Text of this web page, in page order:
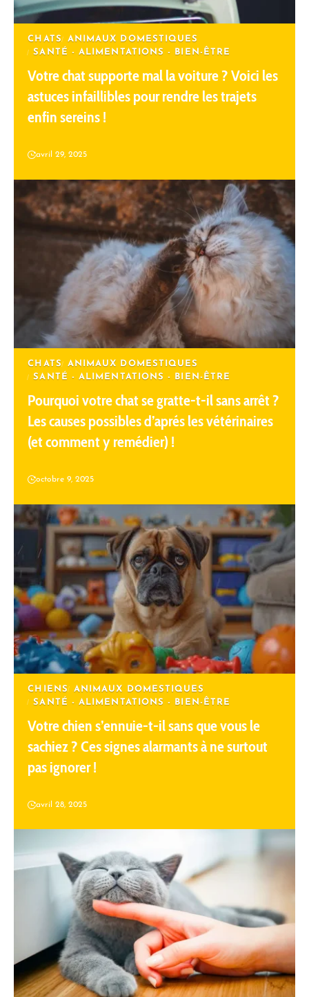
CHATS
ANIMAUX DOMESTIQUES
SANTÉ - ALIMENTATIONS - BIEN-ÊTRE
Votre chat supporte mal la voiture ? Voici les
astuces infaillibles pour rendre les trajets
enfin sereins !
avril 29, 2025
CHATS
ANIMAUX DOMESTIQUES
SANTÉ - ALIMENTATIONS - BIEN-ÊTRE
Pourquoi votre chat se gratte-t-il sans arrêt ?
Les causes possibles d’aprés les vétérinaires
(et comment y remédier) !
octobre 9, 2025
CHIENS
ANIMAUX DOMESTIQUES
SANTÉ - ALIMENTATIONS - BIEN-ÊTRE
Votre chien s’ennuie-t-il sans que vous le
sachiez ? Ces signes alarmants à ne surtout
pas ignorer !
avril 28, 2025